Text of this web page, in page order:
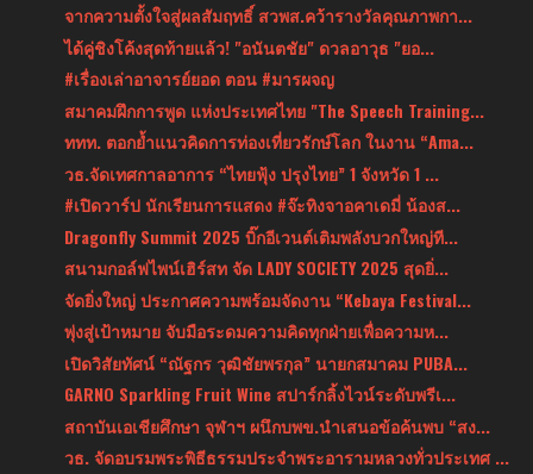
จากความตั้งใจสู่ผลสัมฤทธิ์ สวพส.คว้ารางวัลคุณภาพกา...
ได้คู่ชิงโค้งสุดท้ายแล้ว! "อนันตชัย" ดวลอาวุธ "ยอ...
#เรื่องเล่าอาจารย์ยอด ตอน #มารผจญ
สมาคมฝึกการพูด แห่งประเทศไทย "The Speech Training...
ททท. ตอกย้ำแนวคิดการท่องเที่ยวรักษ์โลก ในงาน “Ama...
วธ.จัดเทศกาลอาการ “ไทยฟุ้ง ปรุงไทย” 1 จังหวัด 1 ...
#เปิดวาร์ป นักเรียนการแสดง #จ๊ะทิงจาอคาเดมี่ น้องส...
Dragonfly Summit 2025 บิ๊กอีเวนต์เติมพลังบวกใหญ่ที...
สนามกอล์ฟไพน์เฮิร์สท จัด LADY SOCIETY 2025 สุดยิ่...
จัดยิ่งใหญ่ ประกาศความพร้อมจัดงาน “Kebaya Festival...
พุ่งสู่เป้าหมาย จับมือระดมความคิดทุกฝ่ายเพื่อความห...
เปิดวิสัยทัศน์ “ณัฐกร วุฒิชัยพรกุล” นายกสมาคม PUBA...
GARNO Sparkling Fruit Wine สปาร์กลิ้งไวน์ระดับพรีเ...
สถาบันเอเชียศึกษา จุฬาฯ ผนึกบพข.นำเสนอข้อค้นพบ “สง...
วธ. จัดอบรมพระพิธีธรรมประจำพระอารามหลวงทั่วประเทศ ...